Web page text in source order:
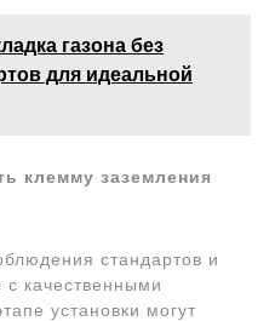
газона без
для идеальной
клемму заземления
стандартов и
качественными
установки могут